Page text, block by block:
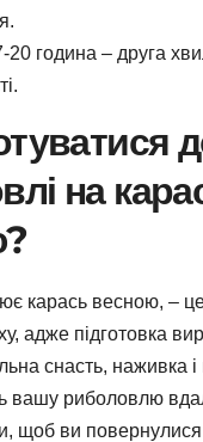
20 година – друга
на
карась весною, –
адже підготовка
снасть, наживка і
вашу риболовлю
щоб ви